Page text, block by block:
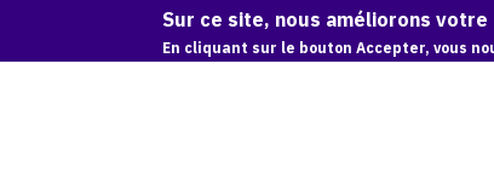
Sur ce site, nous améliorons
En cliquant sur le bouton Accepter, vous